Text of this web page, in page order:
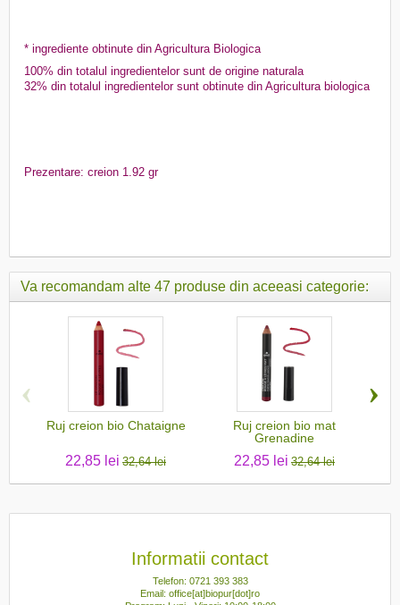
* ingrediente obtinute din Agricultura Biologica
100% din totalul ingredientelor sunt de origine naturala
32% din totalul ingredientelor sunt obtinute din Agricultura biologica
Prezentare: creion 1.92 gr
Va recomandam alte 47 produse din aceeasi categorie:
Ruj creion bio Chataigne
22,85 lei 32,64 lei
Ruj creion bio mat
Grenadine
22,85 lei 32,64 lei
‹ ›
Informatii contact
Telefon: 0721 393 383
Email: office[at]biopur[dot]ro